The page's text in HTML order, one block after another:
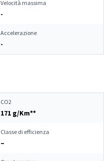
Velocità massima
-
Accelerazione
-
CO2
171 g/Km**
Classe di efficienza
–